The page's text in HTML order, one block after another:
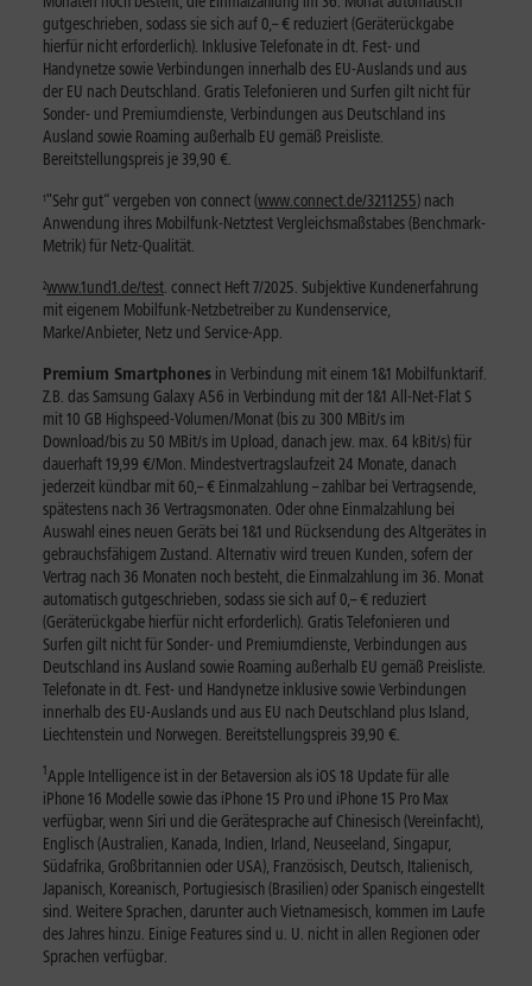
gutgeschrieben, sodass sie sich auf 0,– € reduziert (Geräterückgabe
hierfür nicht erforderlich). Inklusive Telefonate in dt. Fest- und
Handynetze sowie Verbindungen innerhalb des EU-Auslands und aus
der EU nach Deutschland. Gratis Telefonieren und Surfen gilt nicht für
Sonder- und Premiumdienste, Verbindungen aus Deutschland ins
Ausland sowie Roaming außerhalb EU gemäß Preisliste.
Bereitstellungspreis je 39,90 €.
¹"Sehr gut“ vergeben von connect (www.connect.de/3211255) nach
Anwendung ihres Mobilfunk-Netztest Vergleichsmaßstabes (Benchmark-
Metrik) für Netz-Qualität.
²www.1und1.de/test. connect Heft 7/2025. Subjektive Kundenerfahrung
mit eigenem Mobilfunk-Netzbetreiber zu Kundenservice,
Marke/Anbieter, Netz und Service-App.
Premium Smartphones in Verbindung mit einem 1&1 Mobilfunktarif.
Z.B. das Samsung Galaxy A56 in Verbindung mit der 1&1 All-Net-Flat S
mit 10 GB Highspeed-Volumen/Monat (bis zu 300 MBit/s im
Download/bis zu 50 MBit/s im Upload, danach jew. max. 64 kBit/s) für
dauerhaft 19,99 €/Mon. Mindestvertragslaufzeit 24 Monate, danach
jederzeit kündbar mit 60,– € Einmalzahlung – zahlbar bei Vertragsende,
spätestens nach 36 Vertragsmonaten. Oder ohne Einmalzahlung bei
Auswahl eines neuen Geräts bei 1&1 und Rücksendung des Altgerätes in
gebrauchsfähigem Zustand. Alternativ wird treuen Kunden, sofern der
Vertrag nach 36 Monaten noch besteht, die Einmalzahlung im 36. Monat
automatisch gutgeschrieben, sodass sie sich auf 0,– € reduziert
(Geräterückgabe hierfür nicht erforderlich). Gratis Telefonieren und
Surfen gilt nicht für Sonder- und Premiumdienste, Verbindungen aus
Deutschland ins Ausland sowie Roaming außerhalb EU gemäß Preisliste.
Telefonate in dt. Fest- und Handynetze inklusive sowie Verbindungen
innerhalb des EU-Auslands und aus EU nach Deutschland plus Island,
Liechtenstein und Norwegen. Bereitstellungspreis 39,90 €.
1Apple Intelligence ist in der Betaversion als iOS 18 Update für alle
iPhone 16 Modelle sowie das iPhone 15 Pro und iPhone 15 Pro Max
verfügbar, wenn Siri und die Gerätesprache auf Chinesisch (Vereinfacht),
Englisch (Australien, Kanada, Indien, Irland, Neuseeland, Singapur,
Südafrika, Großbritannien oder USA), Französisch, Deutsch, Italienisch,
Japanisch, Koreanisch, Portugiesisch (Brasilien) oder Spanisch eingestellt
sind. Weitere Sprachen, darunter auch Vietnamesisch, kommen im Laufe
des Jahres hinzu. Einige Features sind u. U. nicht in allen Regionen oder
Sprachen verfügbar.